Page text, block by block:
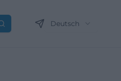
Suchen Deutsch